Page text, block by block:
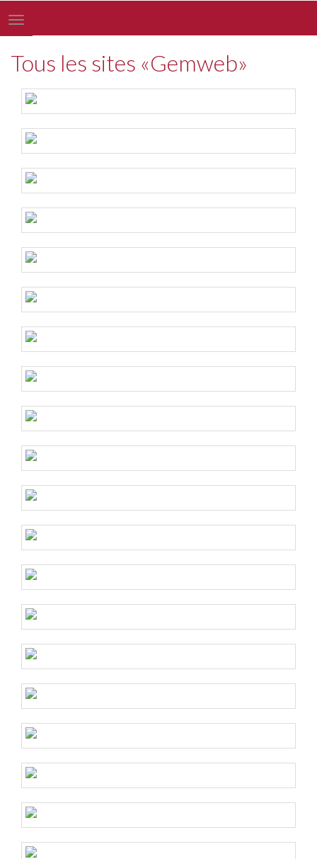
Toggle
navigation
Tous les sites «Gemweb»